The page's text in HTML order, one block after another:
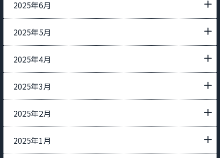
2025年6月
2025年5月
2025年4月
2025年3月
2025年2月
2025年1月